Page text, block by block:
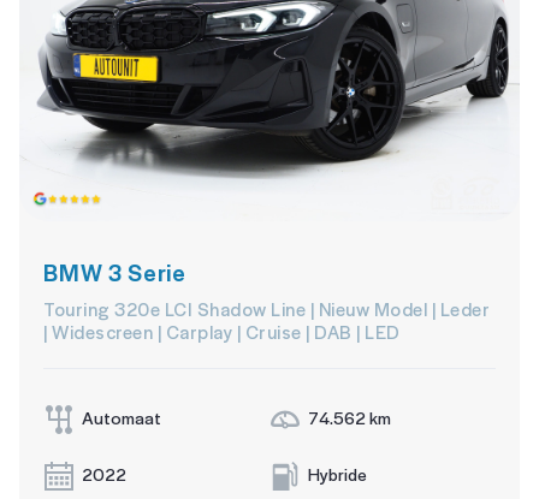
BMW 3 Serie
Touring 320e LCI Shadow Line | Nieuw Model | Leder
| Widescreen | Carplay | Cruise | DAB | LED
Automaat 74.562 km
2022 Hybride